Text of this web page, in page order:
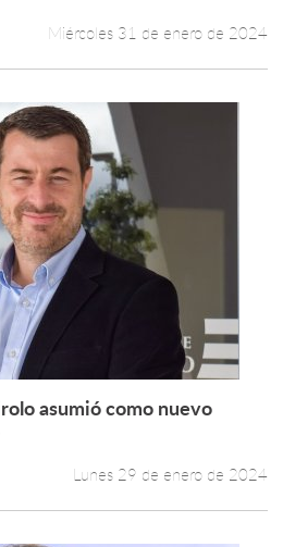
Miércoles 31 de enero de 2024
Leer más +
asumió como nuevo
Lunes 29 de enero de 2024